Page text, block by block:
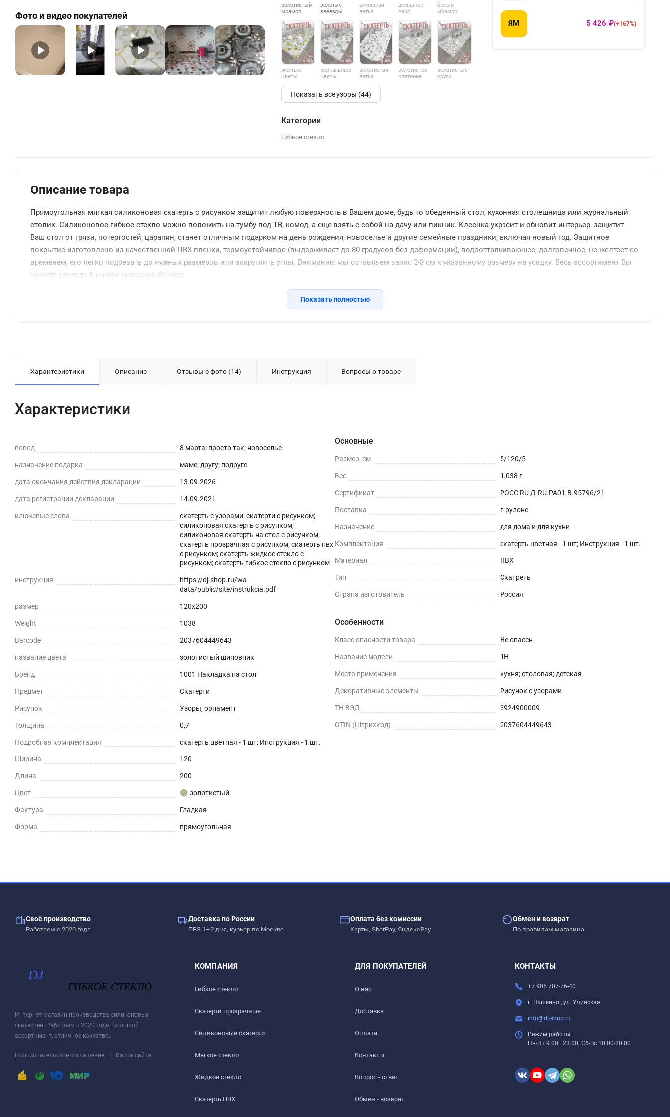
Фото и видео покупателей
золотистый
мрамор
золотые
звевзды
алмазная
ветка
алмазное
перо
белый
мрамор
желтые
цветы
зеркальные
цветы
золотистая
ветка
золотистое
плетение
золотистые
круги
Показать все узоры (44)
Категории
Гибкое стекло
ЯМ 5 426 ₽(+167%)
Описание товара
Прямоугольная мягкая силиконовая скатерть с рисунком защитит любую поверхность в Вашем доме, будь то обеденный стол, кухонная столешница или журнальный
столик. Силиконовое гибкое стекло можно положить на тумбу под ТВ, комод, а еще взять с собой на дачу или пикник. Клеенка украсит и обновит интерьер, защитит
Ваш стол от грязи, потертостей, царапин, станет отличным подарком на день рождения, новоселье и другие семейные праздники, включая новый год. Защитное
покрытие изготовлено из качественной ПВХ пленки, термоустойчивое (выдерживает до 80 градусов без деформации), водоотталкивающее, долговечное, не желтеет со
временем, его легко подрезать до нужных размеров или закруглить углы. Внимание: мы оставляем запас 2-3 см к указанному размеру на усадку. Весь ассортимент Вы
можете увидеть в нашем магазине Decojoy
Показать полностью
Характеристики Описание Отзывы с фото (14) Инструкция Вопросы о товаре
Характеристики
повод 8 марта; просто так; новоселье
назначение подарка маме; другу; подруге
дата окончания действия декларации 13.09.2026
дата регистрации декларации 14.09.2021
ключевые слова
скатерть с узорами; скатерти с рисунком;
силиконовая скатерть с рисунком;
силиконовая скатерть на стол с рисунком;
скатерть прозрачная с рисунком; скатерть пвх
с рисунком; скатерть жидкое стекло с
рисунком; скатерть гибкое стекло с рисунком
инструкция
https://dj-shop.ru/wa-
data/public/site/instrukcia.pdf
размер 120x200
Weight 1038
Barcode 2037604449643
название цвета золотистый шиповник
Бренд 1001 Накладка на стол
Предмет Скатерти
Рисунок Узоры, орнамент
Толщина 0,7
Подробная комплектация скатерть цветная - 1 шт; Инструкция - 1 шт.
Ширина 120
Длина 200
Цвет золотистый
Фактура Гладкая
Форма прямоугольная
Основные
Размер, см 5/120/5
Вес 1.038 г
Сертификат РОСС RU Д-RU.РА01.В.95796/21
Поставка в рулоне
Назначение для дома и для кухни
Комплектация скатерть цветная - 1 шт; Инструкция - 1 шт.
Материал ПВХ
Тип Скатреть
Страна изготовитель Россия
Особенности
Класс опасности товара Не опасен
Название модели 1H
Место применения кухня; столовая; детская
Декоративные элементы Рисунок с узорами
ТН ВЭД 3924900009
GTIN (Штрихкод) 2037604449643
Своё производство
Работаем с 2020 года
Доставка по России
ПВЗ 1–2 дня, курьер по Москве
Оплата без комиссии
Карты, SberPay, ЯндексPay
Обмен и возврат
По правилам магазина
Интернет магазин производства силиконовых
скатертей. Работаем с 2020 года. Большой
ассортимент, отличное качество.
Пользовательское соглашение | Карта сайта
КОМПАНИЯ
Гибкое стекло
Скатерти прозрачные
Силиконовые скатерти
Мягкое стекло
Жидкое стекло
Скатерть ПВХ
ДЛЯ ПОКУПАТЕЛЕЙ
О нас
Доставка​
Оплата
Контакты
Вопрос - ответ
Обмен - возврат
КОНТАКТЫ
+7 905 707-76-40
г. Пушкино , ул. Учинская
info@dj-shop.ru
Режим работы:
Пн-Пт 9:00—23:00; Сб-Вс 10:00-20:00